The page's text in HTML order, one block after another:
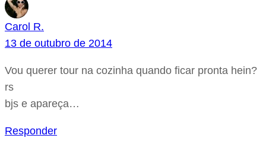
Carol R.
13 de outubro de 2014
Vou querer tour na cozinha quando ficar pronta hein?
rs
bjs e apareça…
Responder